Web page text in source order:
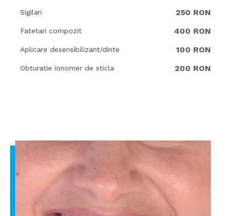
Sigilari 250 RON
Fatetari compozit 400 RON
Aplicare desensibilizant/dinte 100 RON
Obturatie ionomer de sticla 200 RON